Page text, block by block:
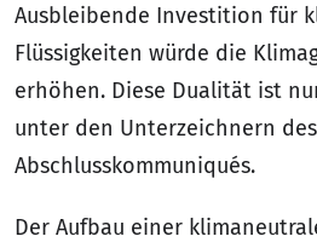
Ausbleibende Investition für
Flüssigkeiten würde die
erhöhen. Diese Dualität ist
unter den Unterzeichnern des
Abschlusskommuniqués.
Der Aufbau einer